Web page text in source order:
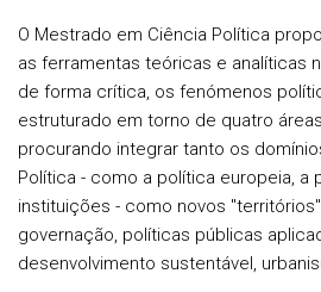
O Mestrado em Ciência Política
as ferramentas teóricas e analíticas
de forma crítica, os fenómenos
estruturado em torno de quatro
procurando integrar tanto os
Política - como a política europeia, a
instituições - como novos
governação, políticas públicas
desenvolvimento sustentável,